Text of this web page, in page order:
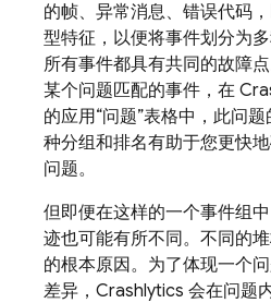
的帧、异常消息、错误代码
型特征，以便将事件划分为
所有事件都具有共同的故障
某个问题匹配的事件，在
的应用“问题”表格中，此问
种分组和排名有助于您更快
问题。
但即便在这样的一个事件组
迹也可能有所不同。不同的
的根本原因。为了体现一个
差异， Crashlytics 会在问题